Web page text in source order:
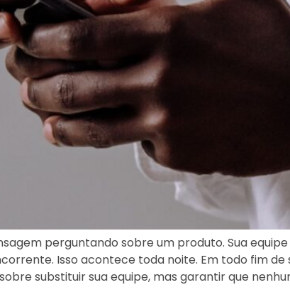
perguntando sobre um produto. Sua
Isso acontece toda noite. Em todo fim
substituir sua equipe, mas garantir que